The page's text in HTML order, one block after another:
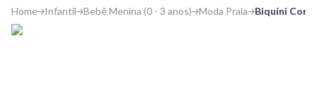
Home Infantil Bebê Menina (0 - 3 anos) Moda Praia Biquíni